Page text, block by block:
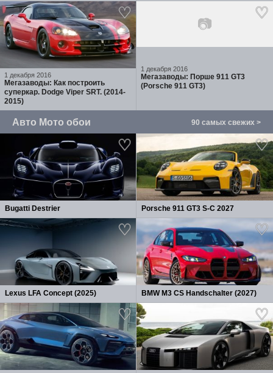
1 декабря 2016
Мегазаводы: Как построить
суперкар. Dodge Viper SRT. (2014-
2015)
📷
1 декабря 2016
Мегазаводы: Порше 911 GT3
(Porsche 911 GT3)
Авто Мото обои 90 самых свежих >
Bugatti Destrier Porsche 911 GT3 S-C 2027
Lexus LFA Concept (2025) BMW M3 CS Handschalter (2027)